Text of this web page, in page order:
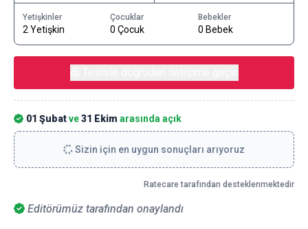
Editörümüz tarafından onaylandı
Yetişkinler
2 Yetişkin
Çocuklar
0 Çocuk
Bebekler
0 Bebek
01 Şubatve31 Ekim arasında açık
Sizin için en uygun sonuçları arıyoruz
Ratecare tarafından desteklenmektedir